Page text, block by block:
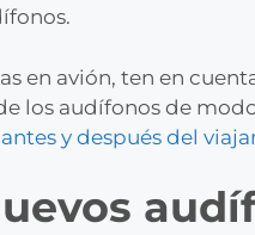
en avión, ten en
los audífonos de
y después del